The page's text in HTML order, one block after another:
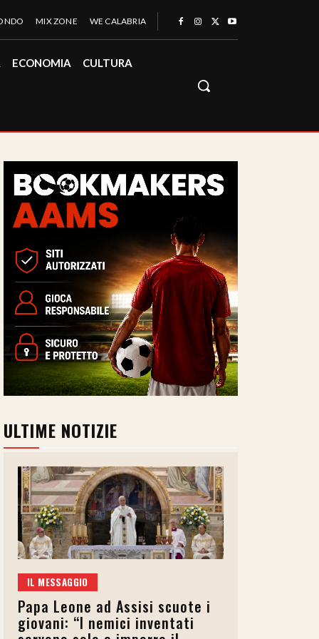
MIX ZONE WE CALABRIA
ECONOMIA CULTURA
ULTIME NOTIZIE
IL MESSAGGIO
Papa Leone ad Assisi scuote i
giovani: “I nemici inventati